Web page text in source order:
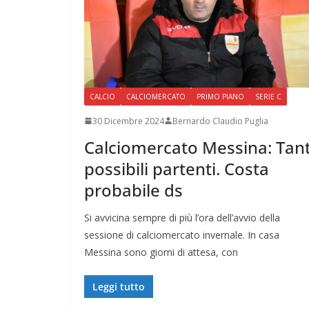
CALCIO CALCIOMERCATO PRIMO PIANO SERIE C
30 Dicembre 2024 Bernardo Claudio Puglia
Calciomercato Messina:
possibili partenti. Costa
probabile ds
Si avvicina sempre di più l’ora dell’avvio della
sessione di calciomercato invernale. In casa
Messina sono giorni di attesa, con
Leggi tutto